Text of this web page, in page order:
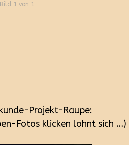
Bild 1 von 1
Projekt-Raupe:
Fotos klicken lohnt sich …)